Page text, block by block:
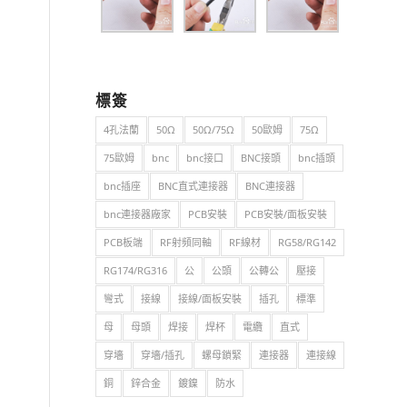
標簽
4孔法蘭 50Ω 50Ω/75Ω 50歐姆 75Ω
75歐姆 bnc bnc接口 BNC接頭 bnc插頭
bnc插座 BNC直式連接器 BNC連接器
bnc連接器廠家 PCB安裝 PCB安裝/面板安裝
PCB板端 RF射頻同軸 RF線材 RG58/RG142
RG174/RG316 公 公頭 公轉公 壓接
彎式 接線 接線/面板安裝 插孔 標準
母 母頭 焊接 焊杯 電纜 直式
穿墻 穿墻/插孔 螺母鎖緊 連接器 連接線
銅 鋅合金 鍍鎳 防水